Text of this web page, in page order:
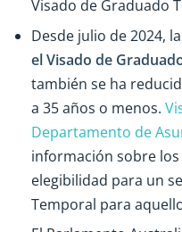
Visado de Graduado
Desde julio de 2024, la
el Visado de
también se ha
a 35 años o menos.
Departamento de
información sobre
elegibilidad para un
Temporal para